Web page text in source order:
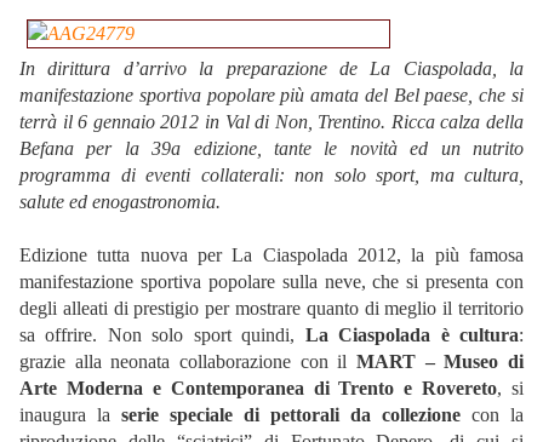
In dirittura d’arrivo la preparazione de La Ciaspolada, la
manifestazione sportiva popolare più amata del Bel paese, che si
terrà il 6 gennaio 2012 in Val di Non, Trentino. Ricca calza della
Befana per la 39a edizione, tante le novità ed un nutrito
programma di eventi collaterali: non solo sport, ma cultura,
salute ed enogastronomia.
Edizione tutta nuova per La Ciaspolada 2012, la più famosa
manifestazione sportiva popolare sulla neve, che si presenta con
degli alleati di prestigio per mostrare quanto di meglio il territorio
sa offrire. Non solo sport quindi, La Ciaspolada è cultura:
grazie alla neonata collaborazione con il MART – Museo di
Arte Moderna e Contemporanea di Trento e Rovereto, si
inaugura la serie speciale di pettorali da collezione con la